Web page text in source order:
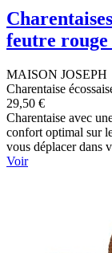
feutre rouge
MAISON JOSEPH
Charentaise
29,50 €
Charentaise avec
confort optimal sur
vous déplacer dans
Voir